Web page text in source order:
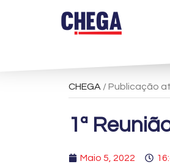
CHEGA / Publicação
1ª
Maio 5, 2022